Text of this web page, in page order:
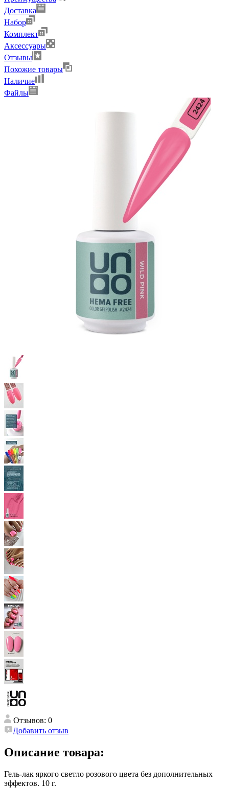
Доставка
Набор
Комплект
Аксессуары
Отзывы
Похожие товары
Наличие
Файлы
Отзывов: 0
Добавить отзыв
Описание товара:
Гель-лак яркого светло розового цвета без дополнительных
эффектов. 10 г.